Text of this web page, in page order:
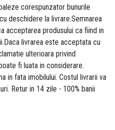
corespunzator bunurile
deschidere la livrare.Semnarea
acceptarea produsului ca fiind in
livrarea este acceptata cu
ulterioara privind
fi luata in considerare.
in fata imobilului. Costul livrarii va
Retur in 14 zile - 100% banii